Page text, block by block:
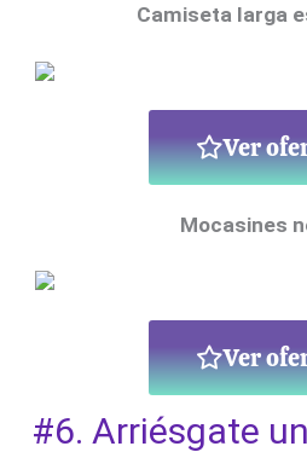
Camiseta larga
Ver
Mocasines
Ver
#6. Arriésgate